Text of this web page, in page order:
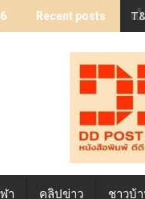
Recent posts เ
า คลิปข่าว ชาวบ้